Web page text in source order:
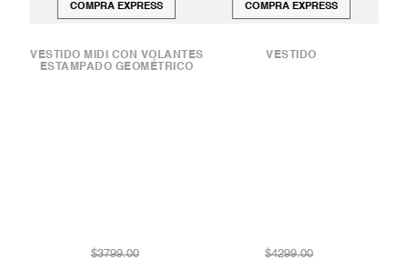
COMPRA EXPRESS
VESTIDO MIDI CON VOLANTES
ESTAMPADO GEOMÉTRICO
$3799.00
COMPRA EXPRESS
VESTIDO
$4299.00